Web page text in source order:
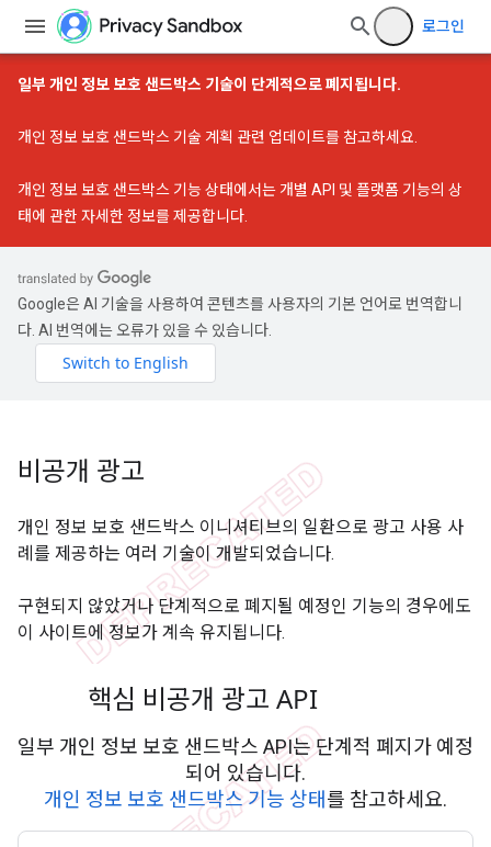
로그인
일부 개인 정보 보호 샌드박스 기술이 단계적으로 폐지됩니다.
개인 정보 보호 샌드박스 기술 계획 관련 업데이트를 참고하세요.
개인 정보 보호 샌드박스 기능 상태에서는 개별 API 및 플랫폼 기능의 상
태에 관한 자세한 정보를 제공합니다.
Google은 AI 기술을 사용하여 콘텐츠를 사용자의 기본 언어로 번역합니
다. AI 번역에는 오류가 있을 수 있습니다.
비공개 광고
개인 정보 보호 샌드박스 이니셔티브의 일환으로 광고 사용 사
례를 제공하는 여러 기술이 개발되었습니다.
구현되지 않았거나 단계적으로 폐지될 예정인 기능의 경우에도
이 사이트에 정보가 계속 유지됩니다.
핵심 비공개 광고 API
일부 개인 정보 보호 샌드박스 API는 단계적 폐지가 예정
되어 있습니다.
개인 정보 보호 샌드박스 기능 상태를 참고하세요.